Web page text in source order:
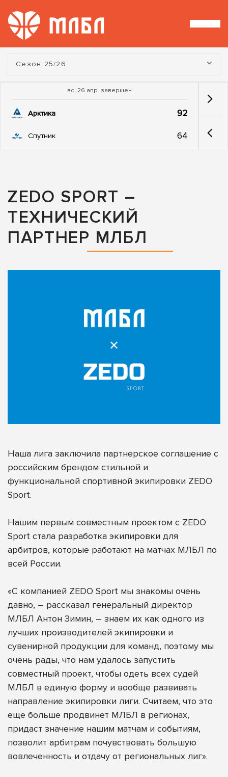
Турнир:
Сезон 25/26
вс, 26 апр. завершен
Арктика 92
Спутник 64
ZEDO SPORT –
ТЕХНИЧЕСКИЙ
ПАРТНЕР МЛБЛ
Наша лига заключила партнерское соглашение с
российским брендом стильной и
функциональной спортивной экипировки ZEDO
Sport.
Нашим первым совместным проектом с ZEDO
Sport стала разработка экипировки для
арбитров, которые работают на матчах МЛБЛ по
всей России.
«С компанией ZEDO Sport мы знакомы очень
давно, – рассказал генеральный директор
МЛБЛ Антон Зимин, – знаем их как одного из
лучших производителей экипировки и
сувенирной продукции для команд, поэтому мы
очень рады, что нам удалось запустить
совместный проект, чтобы одеть всех судей
МЛБЛ в единую форму и вообще развивать
направление экипировки лиги. Считаем, что это
еще больше продвинет МЛБЛ в регионах,
придаст значение нашим матчам и событиям,
позволит арбитрам почувствовать большую
вовлеченность и отдачу от региональных лиг».